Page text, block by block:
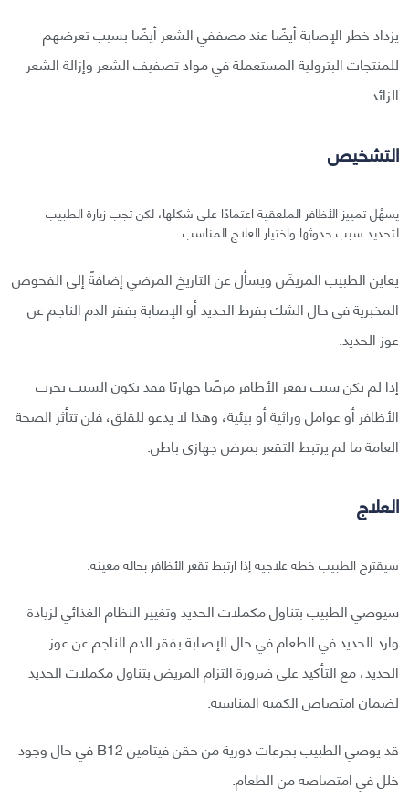
يزداد خطر الإصابة أيضًا عند مصففي الشعر أيضًا بسبب تعرضهم
للمنتجات البترولية المستعملة في مواد تصفيف الشعر وإزالة الشعر
الزائد.
التشخيص
يسهُل تمييز الأظافر الملعقية اعتمادًا على شكلها، لكن تجب زيارة الطبيب
لتحديد سبب حدوثها واختيار العلاج المناسب.
يعاين الطبيب المريضَ ويسأل عن التاريخ المرضي إضافةً إلى الفحوص
المخبرية في حال الشك بفرط الحديد أو الإصابة بفقر الدم الناجم عن
عوز الحديد.
إذا لم يكن سبب تقعر الأظافر مرضًا جهازيًا فقد يكون السبب تخرب
الأظافر أو عوامل وراثية أو بيئية، وهذا لا يدعو للقلق، فلن تتأثر الصحة
العامة ما لم يرتبط التقعر بمرض جهازي باطن.
العلاج
سيقترح الطبيب خطة علاجية إذا ارتبط تقعر الأظافر بحالة معينة.
سيوصي الطبيب بتناول مكملات الحديد وتغيير النظام الغذائي لزيادة
وارد الحديد في الطعام في حال الإصابة بفقر الدم الناجم عن عوز
الحديد، مع التأكيد على ضرورة التزام المريض بتناول مكملات الحديد
لضمان امتصاص الكمية المناسبة.
قد يوصي الطبيب بجرعات دورية من حقن فيتامين B12 في حال وجود
خلل في امتصاصه من الطعام.